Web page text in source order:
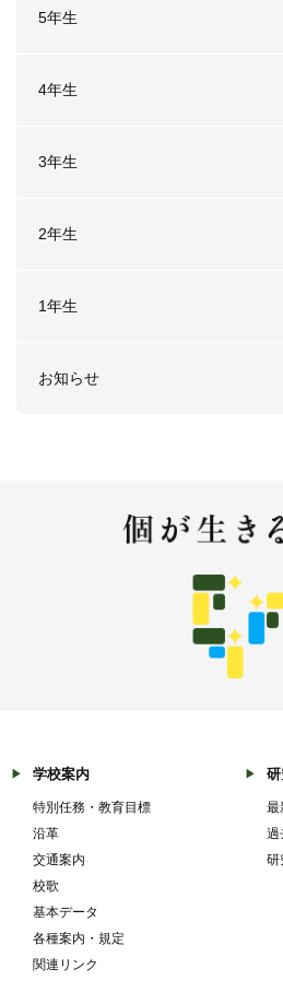
5年生
4年生
3年生
2年生
1年生
お知らせ
学校案内
特別任務・教育目標
沿革
交通案内
校歌
基本データ
各種案内・規定
関連リンク
最
過
研